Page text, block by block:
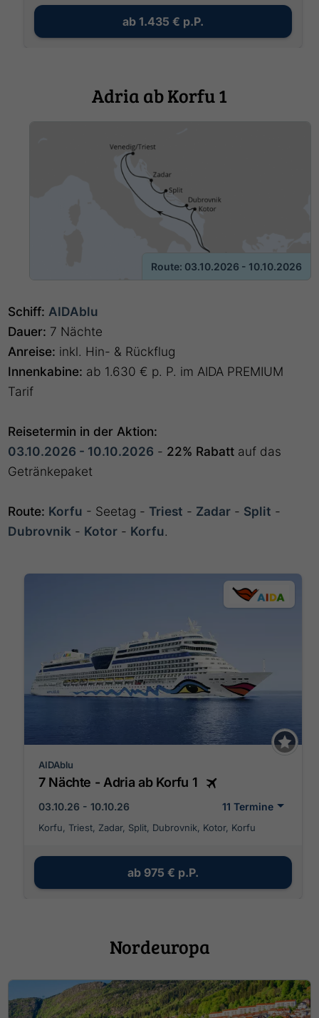
ab 1.435 € p.P.
Adria ab Korfu 1
Route: 03.10.2026 - 10.10.2026
Schiff: AIDAblu
Dauer: 7 Nächte
Anreise: inkl. Hin- & Rückflug
Innenkabine: ab 1.630 € p. P. im AIDA PREMIUM
Tarif
Reisetermin in der Aktion:
03.10.2026 - 10.10.2026 - 22% Rabatt auf das
Getränkepaket
Route: Korfu - Seetag -Triest - Zadar - Split -
Dubrovnik - Kotor - Korfu.
AIDAblu
7 Nächte - Adria ab Korfu 1
03.10.26 - 10.10.26 11 Termine
Korfu, Triest, Zadar, Split, Dubrovnik, Kotor, Korfu
ab 975 € p.P.
Nordeuropa